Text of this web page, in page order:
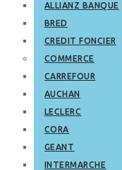
ALLIANZ BANQUE
BRED
CREDIT FONCIER
COMMERCE
CARREFOUR
AUCHAN
LECLERC
CORA
GEANT
INTERMARCHE